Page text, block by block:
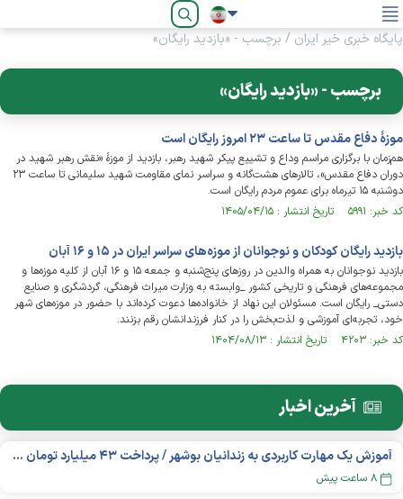
فارسی
پایگاه خبری خیر ایران / برچسب - «بازدید رایگان»
برچسب - «بازدید رایگان»
موزهٔ دفاع مقدس تا ساعت ۲۳ امروز رایگان است
هم‌زمان با برگزاری مراسم وداع و تشییع پیکر شهید رهبر، بازدید از موزهٔ «نقش رهبر شهید در
دوران دفاع مقدس»، تالارهای هشت‌گانه و سراسر نمای مقاومت شهید سلیمانی تا ساعت ۲۳
دوشنبه ۱۵ تیرماه برای عموم مردم رایگان است.
کد خبر: ۵۹۹۱ تاریخ انتشار : ۱۴۰۵/۰۴/۱۵
بازدید رایگان کودکان و نوجوانان از موزه‌های سراسر ایران در ۱۵ و ۱۶ آبان
بازدید نوجوانان به همراه والدین در روز‌های پنج‌شنبه و جمعه ۱۵ و ۱۶ آبان از کلیه موزه‌ها و
مجموعه‌های فرهنگی و تاریخی کشور _وابسته به وزارت میراث فرهنگی، گردشگری و صنایع
دستی_ رایگان است. مسئولان این نهاد از خانواده‌ها دعوت کرده‌اند با حضور در موزه‌های شهر
خود، تجربه‌ای آموزشی و لذت‌بخش را در کنار فرزندانشان رقم بزنند.
کد خبر: ۴۲۰۳ تاریخ انتشار : ۱۴۰۴/۰۸/۱۳
آخرین اخبار
آموزش یک مهارت کاربردی به زندانیان بوشهر / پرداخت ۴۳ میلیارد تومان تسهیلات خوداشتغالی
۸ ساعت پیش